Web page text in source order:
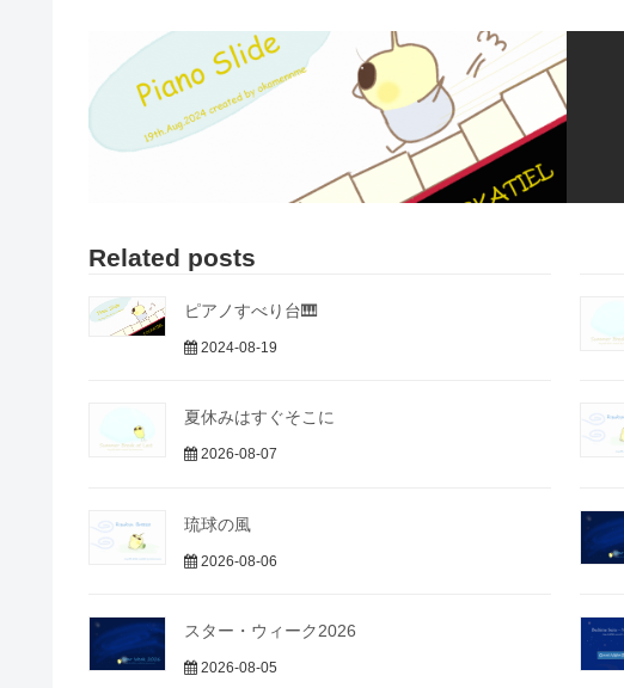
Related posts
ピアノすべり台🎹
2024-08-19
夏休みはすぐそこに
2026-08-07
琉球の風
2026-08-06
スター・ウィーク2026
2026-08-05